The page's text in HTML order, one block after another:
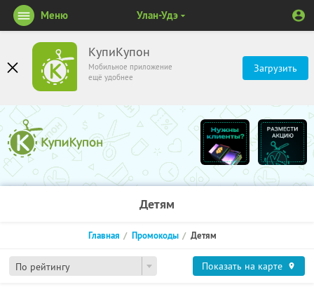
КупиКупон
Мобильное приложение
ещё удобнее
Загрузить
Меню Улан-Удэ
Детям
По рейтингу
Главная Промокоды Детям
Показать на карте